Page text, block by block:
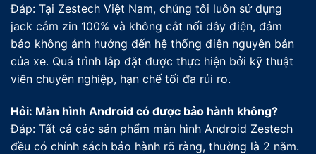
Đáp: Tại Zestech Việt Nam, chúng tôi luôn sử dụng
jack cắm zin 100% và không cắt nối dây điện, đảm
bảo không ảnh hưởng đến hệ thống điện nguyên bản
của xe. Quá trình lắp đặt được thực hiện bởi kỹ thuật
viên chuyên nghiệp, hạn chế tối đa rủi ro.
Hỏi: Màn hình Android có được bảo hành không?
Đáp: Tất cả các sản phẩm màn hình Android Zestech
đều có chính sách bảo hành rõ ràng, thường là 2 năm.